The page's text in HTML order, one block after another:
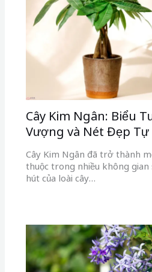
Cây Kim Ngân: Biểu
Vượng và Nét Đẹp Tự
Cây Kim Ngân đã trở thành
thuộc trong nhiều không gian
hút của loài cây…